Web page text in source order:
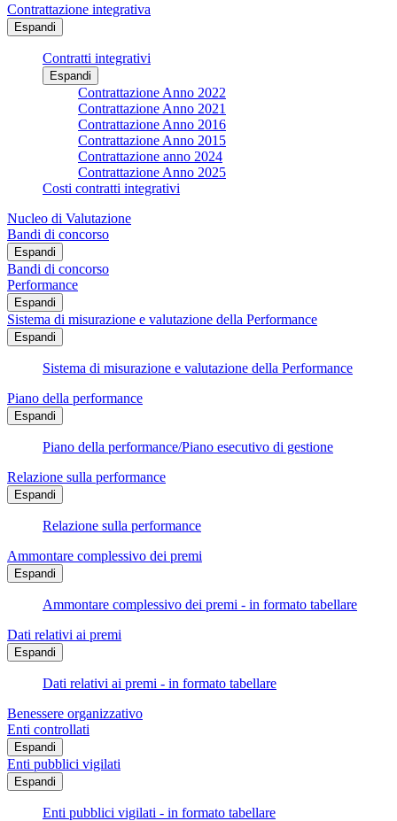
Contrattazione integrativa
Espandi
Contratti integrativi
Espandi
Contrattazione Anno 2022
Contrattazione Anno 2021
Contrattazione Anno 2016
Contrattazione Anno 2015
Contrattazione anno 2024
Contrattazione Anno 2025
Costi contratti integrativi
Nucleo di Valutazione
Bandi di concorso
Espandi
Bandi di concorso
Performance
Espandi
Sistema di misurazione e valutazione della Performance
Espandi
Sistema di misurazione e valutazione della Performance
Piano della performance
Espandi
Piano della performance/Piano esecutivo di gestione
Relazione sulla performance
Espandi
Relazione sulla performance
Ammontare complessivo dei premi
Espandi
Ammontare complessivo dei premi - in formato tabellare
Dati relativi ai premi
Espandi
Dati relativi ai premi - in formato tabellare
Benessere organizzativo
Enti controllati
Espandi
Enti pubblici vigilati
Espandi
Enti pubblici vigilati - in formato tabellare